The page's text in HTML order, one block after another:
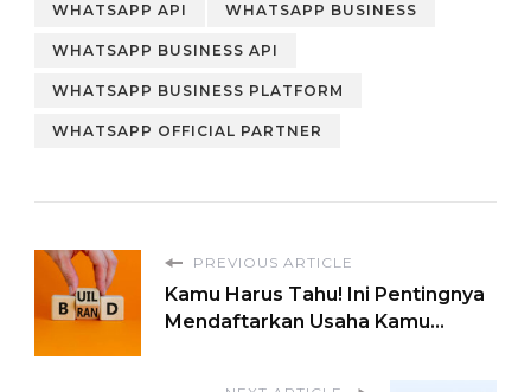
Kamu…
WHATSAPP API WHATSAPP BUSINESS
WHATSAPP BUSINESS API
WHATSAPP BUSINESS PLATFORM
WHATSAPP OFFICIAL PARTNER
PREVIOUS ARTICLE
Kamu Harus Tahu! Ini Pentingnya
Mendaftarkan Usaha Kamu…